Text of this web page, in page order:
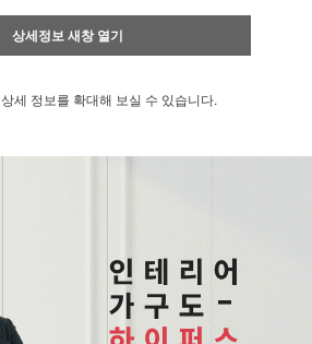
상세정보 새창 열기
상세 정보를 확대해 보실 수 있습니다.